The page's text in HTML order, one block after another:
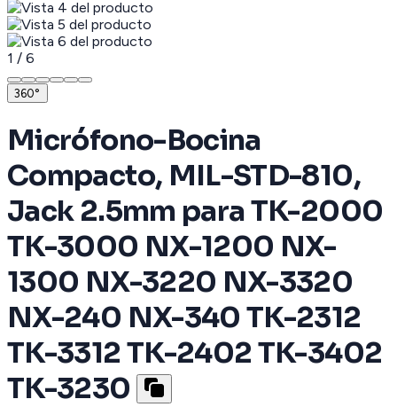
1 / 6
360°
Micrófono-Bocina
Compacto, MIL-STD-810,
Jack 2.5mm para TK-2000
TK-3000 NX-1200 NX-
1300 NX-3220 NX-3320
NX-240 NX-340 TK-2312
TK-3312 TK-2402 TK-3402
TK-3230